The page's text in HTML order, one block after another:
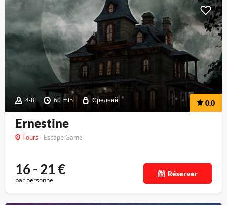
4-8 60 min Средний 0.0
Ernestine
Tours Escape Game
16 - 21€
par personne
Réserver